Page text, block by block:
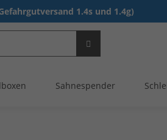
1.4s und 1.4g)
Sahnespender